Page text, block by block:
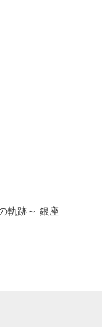
軌跡～ 銀座